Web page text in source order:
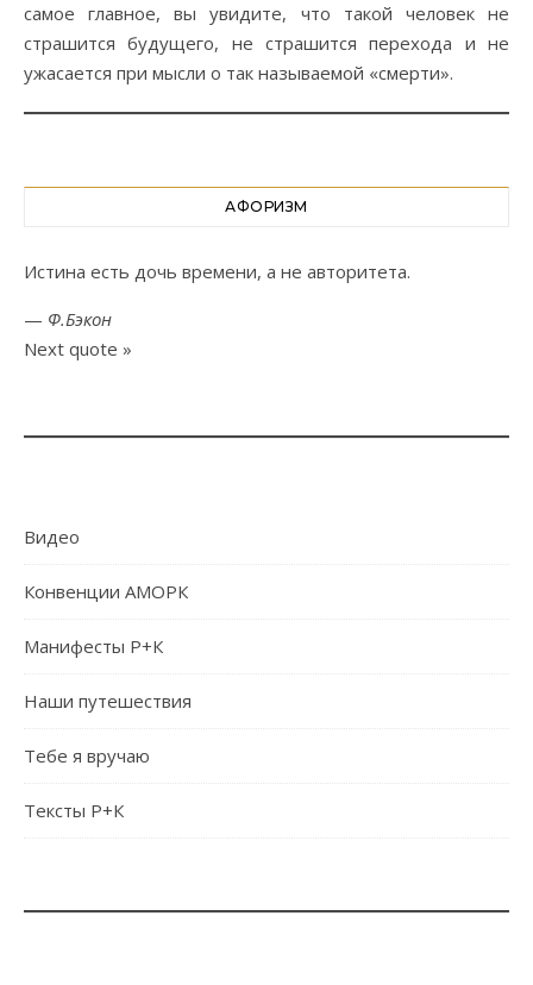
самое главное, вы увидите, что такой человек не
страшится будущего, не страшится перехода и не
ужасается при мысли о так называемой «смерти».
АФОРИЗМ
Истина есть дочь времени, а не авторитета.
— Ф.Бэкон
Next quote »
Видео
Конвенции АМОРК
Манифесты Р+К
Наши путешествия
Тебе я вручаю
Тексты Р+К